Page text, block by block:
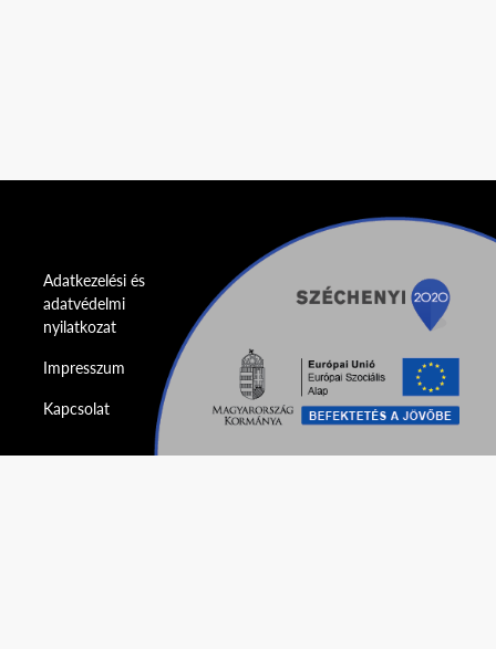
Adatkezelési és
adatvédelmi
nyilatkozat
Impresszum
Kapcsolat